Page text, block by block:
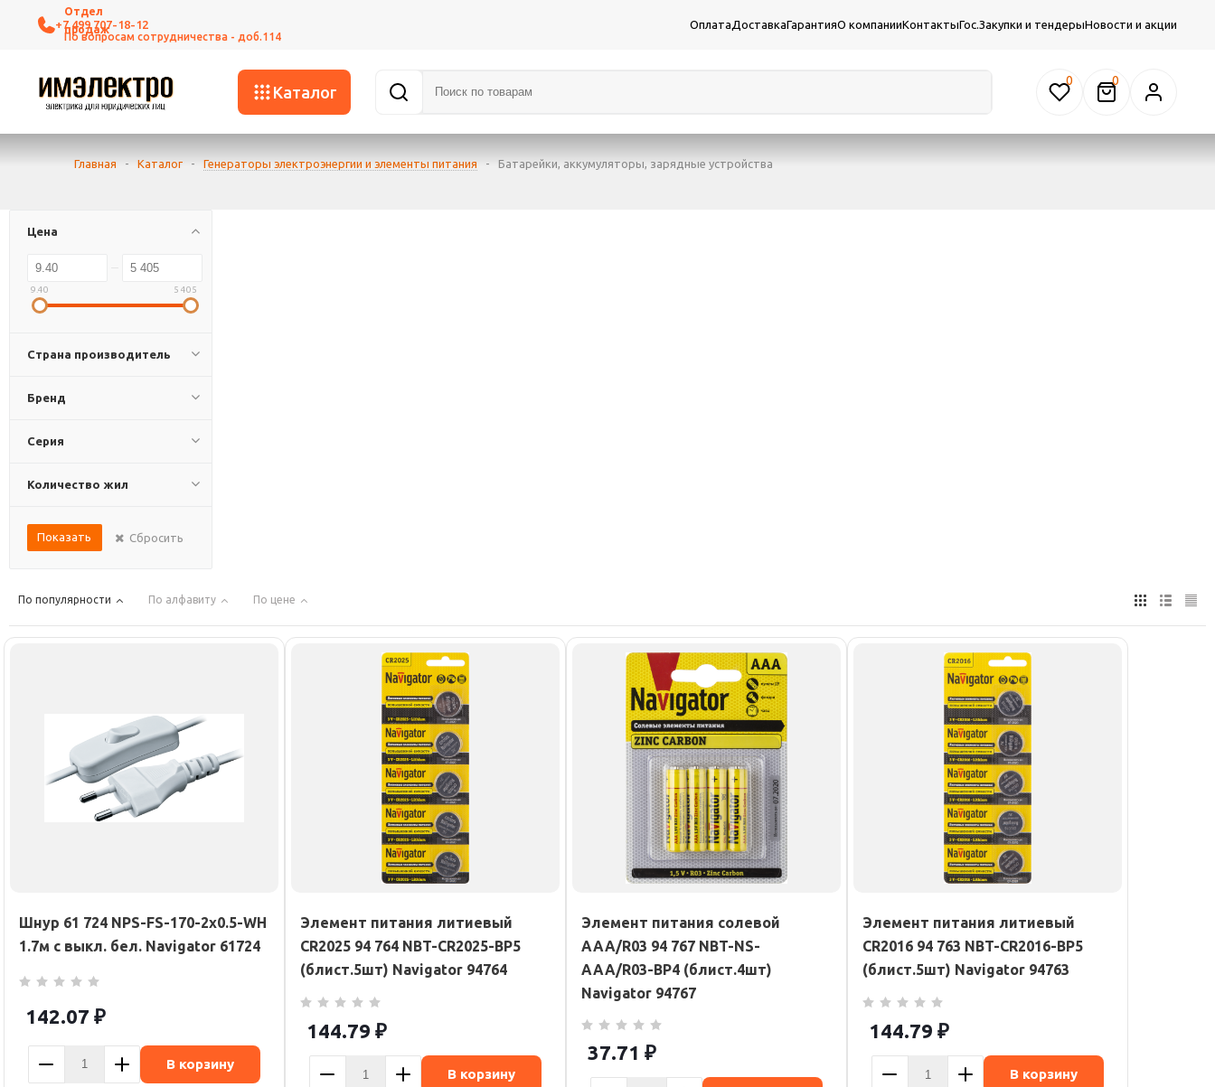
+7 499 707-18-12 ОплатаДоставкаГарантияО компанииКонтактыГос.Закупки и тендерыНовости и акции
Каталог
0
Главная - Каталог - Генераторы электроэнергии и элементы питания - Батарейки, аккумуляторы, зарядные устройства
Цена
9.40 5 405
Страна производитель
Бренд
Серия
Количество жил
Показать Сбросить
По популярности По алфавиту По цене
Шнур 61 724 NPS-FS-170-2х0.5-WH
1.7м с выкл. бел. Navigator 61724
142.07 ₽
В корзину
Элемент питания литиевый
CR2025 94 764 NBT-CR2025-BP5
(блист.5шт) Navigator 94764
144.79 ₽
В корзину
Элемент питания солевой
AAA/R03 94 767 NBT-NS-
AAA/R03-BP4 (блист.4шт)
Navigator 94767
37.71 ₽
Элемент питания литиевый
CR2016 94 763 NBT-CR2016-BP5
(блист.5шт) Navigator 94763
144.79 ₽
В корзину